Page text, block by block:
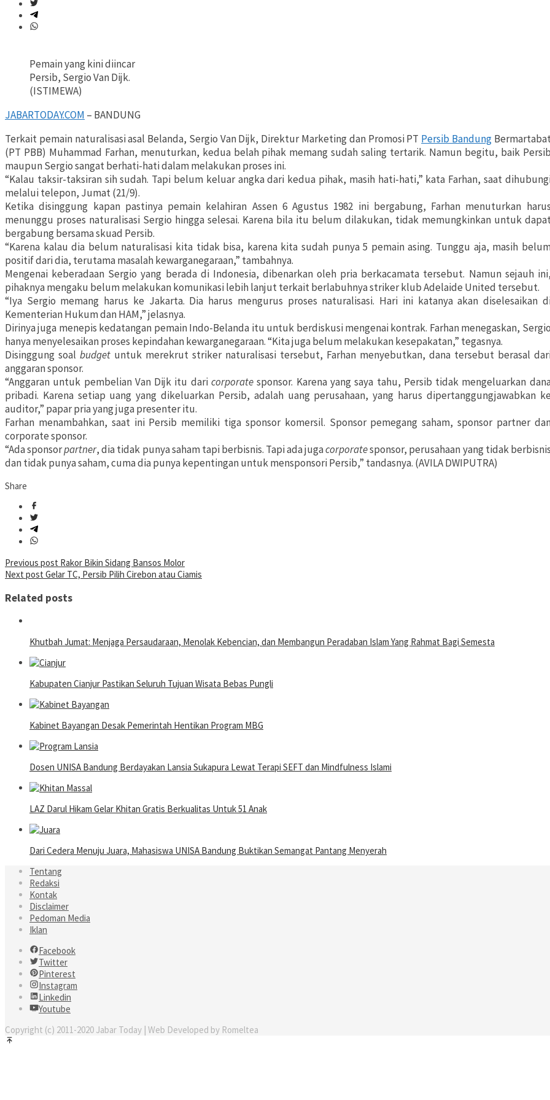
Pemain yang kini diincar
Persib, Sergio Van Dijk.
(ISTIMEWA)
JABARTODAY.COM – BANDUNG
Terkait pemain naturalisasi asal Belanda, Sergio Van Dijk, Direktur Marketing dan Promosi PT Persib Bandung
(PT PBB) Muhammad Farhan, menuturkan, kedua belah pihak memang sudah saling tertarik. Namun begitu, baik Persib
maupun Sergio sangat berhati-hati dalam melakukan proses ini.
“Kalau taksir-taksiran sih sudah. Tapi belum keluar angka dari kedua pihak, masih hati-hati,” kata Farhan, saat
melalui telepon, Jumat (21/9).
Ketika disinggung kapan pastinya pemain kelahiran Assen 6 Agustus 1982 ini bergabung, Farhan menuturkan harus
menunggu proses naturalisasi Sergio hingga selesai. Karena bila itu belum dilakukan, tidak memungkinkan untuk
bergabung bersama skuad Persib.
“Karena kalau dia belum naturalisasi kita tidak bisa, karena kita sudah punya 5 pemain asing. Tunggu aja, masih
positif dari dia, terutama masalah kewarganegaraan,” tambahnya.
Mengenai keberadaan Sergio yang berada di Indonesia, dibenarkan oleh pria berkacamata tersebut. Namun sejauh ini,
pihaknya mengaku belum melakukan komunikasi lebih lanjut terkait berlabuhnya striker klub Adelaide United tersebut.
“Iya Sergio memang harus ke Jakarta. Dia harus mengurus proses naturalisasi. Hari ini katanya akan diselesaikan
Kementerian Hukum dan HAM,” jelasnya.
Dirinya juga menepis kedatangan pemain Indo-Belanda itu untuk berdiskusi mengenai kontrak. Farhan menegaskan, Sergio
hanya menyelesaikan proses kepindahan kewarganegaraan. “Kita juga belum melakukan kesepakatan,” tegasnya.
Disinggung soal budgetuntuk merekrut striker naturalisasi tersebut, Farhan menyebutkan, dana tersebut berasal
anggaran sponsor.
“Anggaran untuk pembelian Van Dijk itu daricorporate sponsor. Karena yang saya tahu, Persib tidak mengeluarkan
pribadi. Karena setiap uang yang dikeluarkan Persib, adalah uang perusahaan, yang harus dipertanggungjawabkan ke
auditor,” papar pria yang juga presenter itu.
Farhan menambahkan, saat ini Persib memiliki tiga sponsor komersil. Sponsor pemegang saham, sponsor partner
corporate sponsor.
“Ada sponsorpartner, dia tidak punya saham tapi berbisnis. Tapi ada jugacorporatesponsor, perusahaan yang tidak berbisnis
dan tidak punya saham, cuma dia punya kepentingan untuk mensponsori Persib,” tandasnya. (AVILA DWIPUTRA)
Share
Post
navigation
Previous post Rakor Bikin Sidang Bansos Molor
Next post Gelar TC, Persib Pilih Cirebon atau Ciamis
Related posts
Khutbah Jumat: Menjaga Persaudaraan, Menolak Kebencian, dan Membangun Peradaban Islam Yang Rahmat Bagi Semesta
Kabupaten Cianjur Pastikan Seluruh Tujuan Wisata Bebas Pungli
Kabinet Bayangan Desak Pemerintah Hentikan Program MBG
Dosen UNISA Bandung Berdayakan Lansia Sukapura Lewat Terapi SEFT dan Mindfulness Islami
LAZ Darul Hikam Gelar Khitan Gratis Berkualitas Untuk 51 Anak
Dari Cedera Menuju Juara, Mahasiswa UNISA Bandung Buktikan Semangat Pantang Menyerah
Tentang
Redaksi
Kontak
Disclaimer
Pedoman Media
Iklan
Facebook
Twitter
Pinterest
Instagram
Linkedin
Youtube
Copyright (c) 2011-2020 Jabar Today | Web Developed by Romeltea